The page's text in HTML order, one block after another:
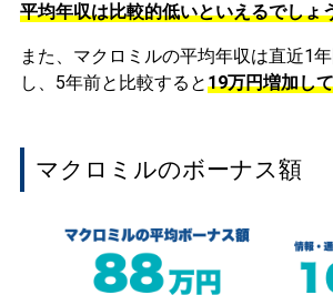
平均年収は比較的低いといえるでしょ
また、マクロミルの平均年収は直近1
し、5年前と比較すると19万円増加し
マクロミルのボーナス額